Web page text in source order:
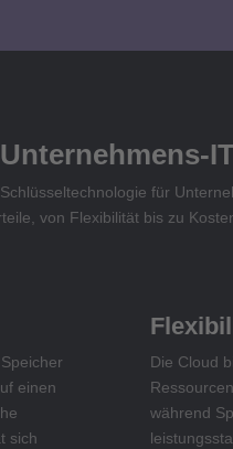
für
von Flexibilität bis zu
einen
sich
Die Cloud
während